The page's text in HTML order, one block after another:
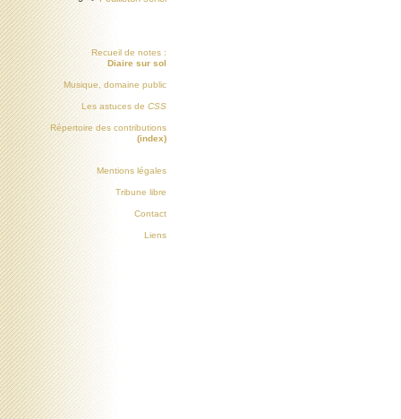
Recueil de notes :
Diaire sur sol
Musique, domaine public
Les astuces de CSS
Répertoire des contributions
(index)
Mentions légales
Tribune libre
Contact
Liens